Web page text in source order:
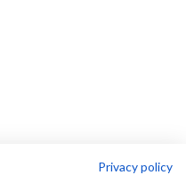
Privacy policy